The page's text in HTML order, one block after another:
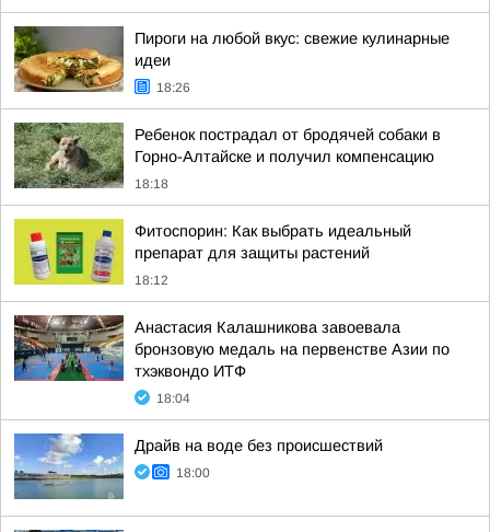
Пироги на любой вкус: свежие кулинарные
идеи
18:26
Ребенок пострадал от бродячей собаки в
Горно-Алтайске и получил компенсацию
18:18
Фитоспорин: Как выбрать идеальный
препарат для защиты растений
18:12
Анастасия Калашникова завоевала
бронзовую медаль на первенстве Азии по
тхэквондо ИТФ
18:04
Драйв на воде без происшествий
18:00